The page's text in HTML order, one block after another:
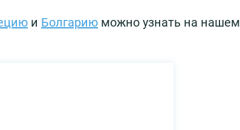
и Болгарию можно узнать на нашем